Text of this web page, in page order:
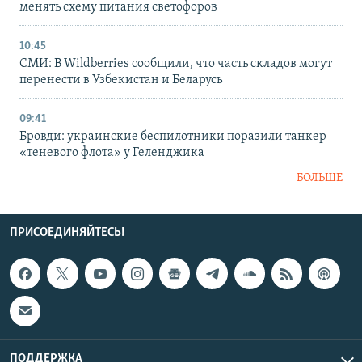
менять схему питания светофоров
10:45
СМИ: В Wildberries сообщили, что часть складов могут
перенести в Узбекистан и Беларусь
09:41
Бровди: украинские беспилотники поразили танкер
«теневого флота» у Геленджика
БОЛЬШЕ
ПРИСОЕДИНЯЙТЕСЬ!
ПОДДЕРЖКА